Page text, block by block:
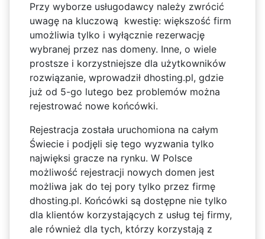
Przy wyborze usługodawcy należy zwrócić
uwagę na kluczową kwestię: większość firm
umożliwia tylko i wyłącznie rezerwację
wybranej przez nas domeny. Inne, o wiele
prostsze i korzystniejsze dla użytkowników
rozwiązanie, wprowadził dhosting.pl, gdzie
już od 5-go lutego bez problemów można
rejestrować nowe końcówki.
Rejestracja została uruchomiona na całym
Świecie i podjęli się tego wyzwania tylko
najwięksi gracze na rynku. W Polsce
możliwość rejestracji nowych domen jest
możliwa jak do tej pory tylko przez firmę
dhosting.pl. Końcówki są dostępne nie tylko
dla klientów korzystających z usług tej firmy,
ale również dla tych, którzy korzystają z